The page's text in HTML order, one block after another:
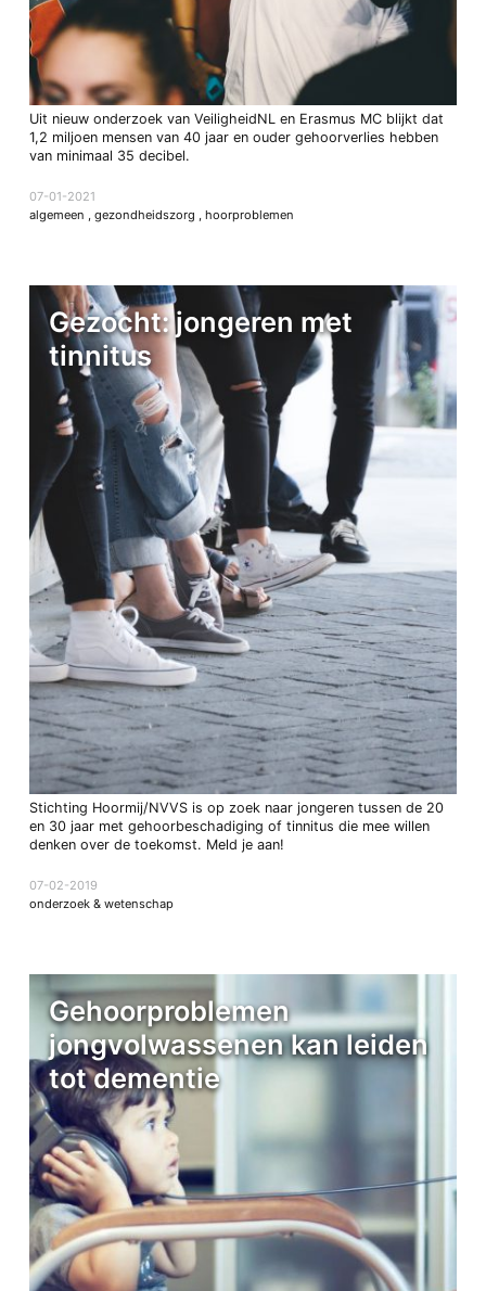
Uit nieuw onderzoek van VeiligheidNL en Erasmus MC blijkt dat
1,2 miljoen mensen van 40 jaar en ouder gehoorverlies hebben
van minimaal 35 decibel.
07-01-2021
algemeen , gezondheidszorg , hoorproblemen
Gezocht: jongeren met
tinnitus
Stichting Hoormij/NVVS is op zoek naar jongeren tussen de 20
en 30 jaar met gehoorbeschadiging of tinnitus die mee willen
denken over de toekomst. Meld je aan!
07-02-2019
onderzoek & wetenschap
Gehoorproblemen
jongvolwassenen kan leiden
tot dementie